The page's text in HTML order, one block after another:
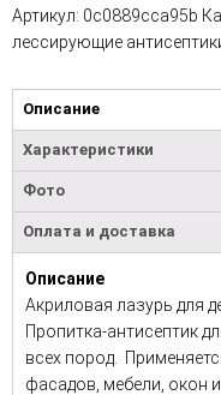
Артикул: 0c0889cca95b
лессирующие
Описание
Характеристики
Фото
Оплата и доставка
Описание
Акриловая лазурь для
Пропитка-антисептик
всех пород.
фасадов, мебели, окон